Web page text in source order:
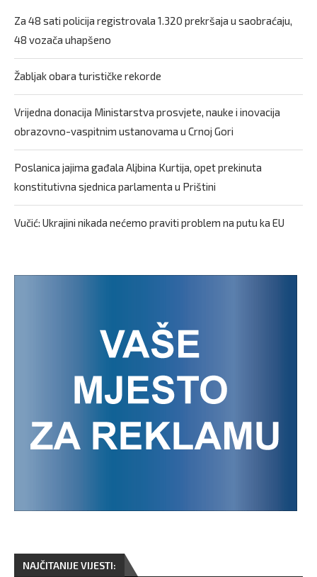
Za 48 sati policija registrovala 1.320 prekršaja u saobraćaju,
48 vozača uhapšeno
Žabljak obara turističke rekorde
Vrijedna donacija Ministarstva prosvjete, nauke i inovacija
obrazovno-vaspitnim ustanovama u Crnoj Gori
Poslanica jajima gađala Aljbina Kurtija, opet prekinuta
konstitutivna sjednica parlamenta u Prištini
Vučić: Ukrajini nikada nećemo praviti problem na putu ka EU
NAJČITANIJE VIJESTI: